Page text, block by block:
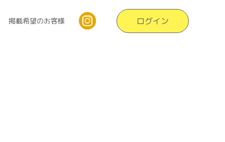
掲載希望のお客様 ログイン